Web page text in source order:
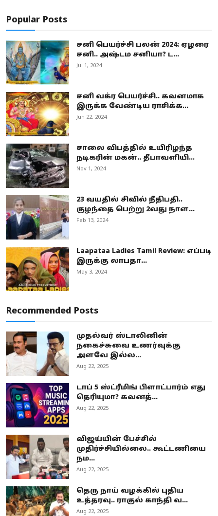
Popular Posts
சனி பெயர்ச்சி பலன் 2024: ஏழரை
சனி.. அஷ்டம சனியா? ட...
Jul 1, 2024
சனி வக்ர பெயர்ச்சி.. கவனமாக
இருக்க வேண்டிய ராசிக்க...
Jun 22, 2024
சாலை விபத்தில் உயிரிழந்த
நடிகரின் மகன்.. தீபாவளியி...
Nov 1, 2024
23 வயதில் சிவில் நீதிபதி..
குழந்தை பெற்று 2வது நாள...
Feb 13, 2024
Laapataa Ladies Tamil Review: எப்படி
இருக்கு லாபதா...
May 3, 2024
Recommended Posts
முதல்வர் ஸ்டாலினின்
நகைச்சுவை உணர்வுக்கு
அளவே இல்ல...
Aug 22, 2025
டாப் 5 ஸ்ட்ரீமிங் பிளாட்பார்ம் எது
தெரியுமா? கவனத்...
Aug 22, 2025
விஜய்யின் பேச்சில்
முதிர்ச்சியில்லை.. கூட்டணியை
நம...
Aug 22, 2025
தெரு நாய் வழக்கில் புதிய
உத்தரவு.. ராகுல் காந்தி வ...
Aug 22, 2025